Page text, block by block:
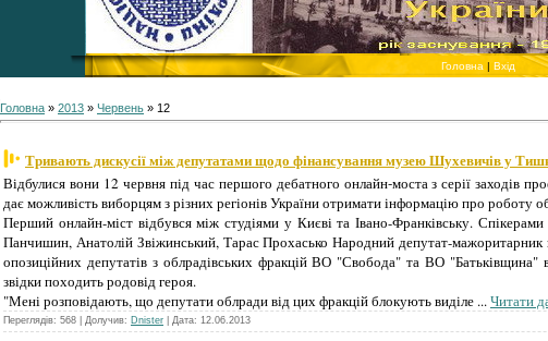
Головна | Вхід
Головна » 2013 » Червень » 12
Тривають дискусії між депутатами щодо фінансування музею Шухевичів у
Відбулися вони 12 червня під час першого дебатного онлайн-моста з серії заходів
дає можливість виборцям з різних регіонів України отримати інформацію про роботу
Перший онлайн-міст відбувся між студіями у Києві та Івано-Франківську.
Панчишин, Анатолій Звіжинський, Тарас Прохасько Народний депутат-мажоритарник
опозиційних депутатів з облрадівських фракцій ВО "Свобода" та ВО
звідки походить родовід героя.
"Мені розповідають, що депутати облради від цих фракцій блокують виділе ...Читати
Переглядів: 568 | Долучив: Dnister | Дата: 12.06.2013